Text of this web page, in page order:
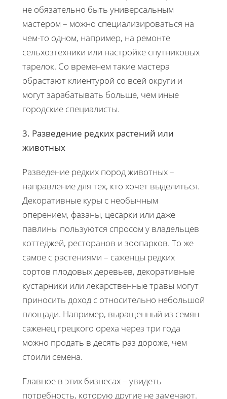
не обязательно быть универсальным
мастером – можно специализироваться на
чем-то одном, например, на ремонте
сельхозтехники или настройке спутниковых
тарелок. Со временем такие мастера
обрастают клиентурой со всей округи и
могут зарабатывать больше, чем иные
городские специалисты.
3. Разведение редких растений или
животных
Разведение редких пород животных –
направление для тех, кто хочет выделиться.
Декоративные куры с необычным
оперением, фазаны, цесарки или даже
павлины пользуются спросом у владельцев
коттеджей, ресторанов и зоопарков. То же
самое с растениями – саженцы редких
сортов плодовых деревьев, декоративные
кустарники или лекарственные травы могут
приносить доход с относительно небольшой
площади. Например, выращенный из семян
саженец грецкого ореха через три года
можно продать в десять раз дороже, чем
стоили семена.
Главное в этих бизнесах – увидеть
потребность, которую другие не замечают.